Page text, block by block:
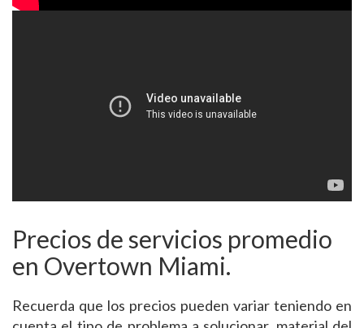
Precios de servicios promedio
en Overtown Miami.
Recuerda que los precios pueden variar teniendo en